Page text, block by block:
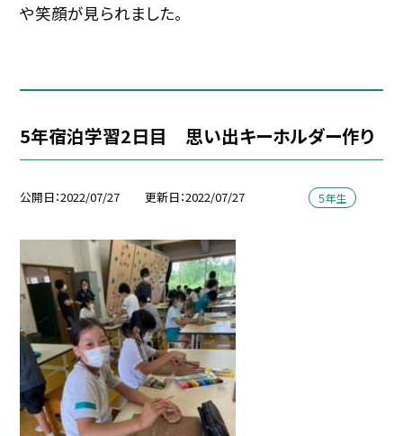
や笑顔が見られました。
5年宿泊学習2日目 思い出キーホルダー作り
公開日 2022/07/27 更新日 2022/07/27 ５年生